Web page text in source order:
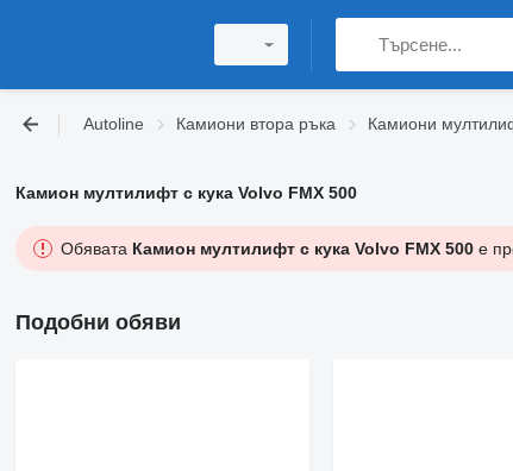
Autoline Камиони втора ръка Камиони
Камион мултилифт с кука Volvo FMX 500
Обявата Камион мултилифт с кука Volvo FMX 500е
Подобни обяви